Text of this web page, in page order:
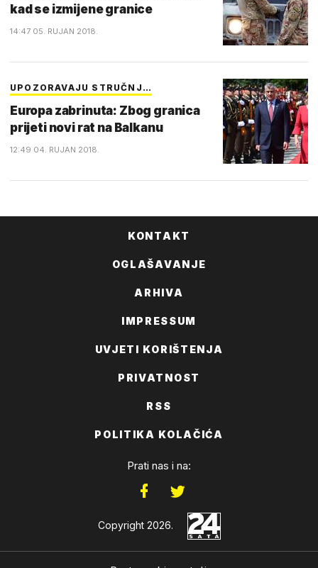
kad se izmijene granice
14:47 05. RUJAN 2018.
UPOZORAVAJU STRUČNJ…
Europa zabrinuta: Zbog granica
prijeti novi rat na Balkanu
12:49 04. RUJAN 2018.
KONTAKT
OGLAŠAVANJE
ARHIVA
IMPRESSUM
UVJETI KORIŠTENJA
PRIVATNOST
RSS
POLITIKA KOLAČIĆA
Prati nas i na:
Copyright 2026.